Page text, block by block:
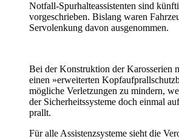
Notfall-Spurhalteassistenten sind
vorgeschrieben. Bislang waren
Servolenkung davon ausgenommen.
Bei der Konstruktion der Karosserien
einen »erweiterten
mögliche Verletzungen zu mindern,
der Sicherheitssysteme doch einmal
prallt.
Für alle Assistenzsysteme sieht die